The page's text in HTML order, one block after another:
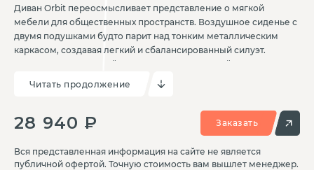
Диван Orbit переосмысливает представление о мягкой
мебели для общественных пространств. Воздушное сиденье с
двумя подушками будто парит над тонким металлическим
каркасом, создавая легкий и сбалансированный силуэт.
Визуально аккуратный, структурно выверенный, он органично
вписывается в архитектуру холлов, офисов, коворкингов.
Диван поставляется в разобранном виде, что удобно при
съемные, конструкция дивана прочная, элементы надежно
фиксируются винтами. Выпускается в двухместном и
одноместном варианте исполнения. Orbit — это эстетика
рационального дизайна, где каждая линия работает на
Читать продолжение
28 940 ₽ Заказать
Вся представленная информация на сайте не является
публичной офертой. Точную стоимость вам вышлет менеджер.